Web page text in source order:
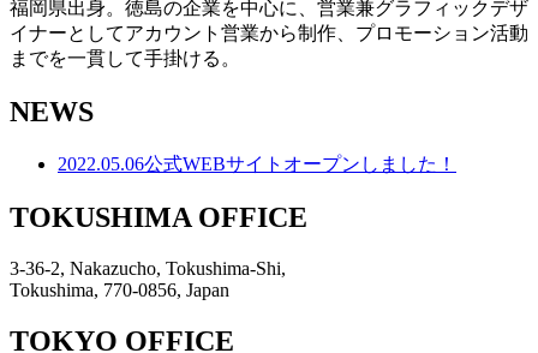
福岡県出身。徳島の企業を中心に、営業兼グラフィックデザ
イナーとしてアカウント営業から制作、プロモーション活動
までを一貫して手掛ける。
NEWS
2022.05.06公式WEBサイトオープンしました！
TOKUSHIMA OFFICE
3-36-2, Nakazucho, Tokushima-Shi,
Tokushima, 770-0856, Japan
TOKYO OFFICE